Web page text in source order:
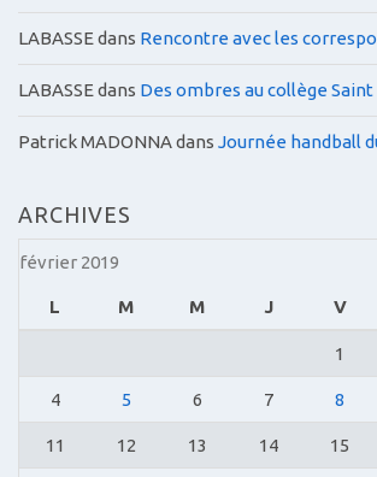
LABASSE dans Rencontre avec les
LABASSE dans Des ombres au collège Saint
Patrick MADONNAdans Journée handball
ARCHIVES
février 2019
L M M J V
1
4 5 6 7 8
11 12 13 14 15